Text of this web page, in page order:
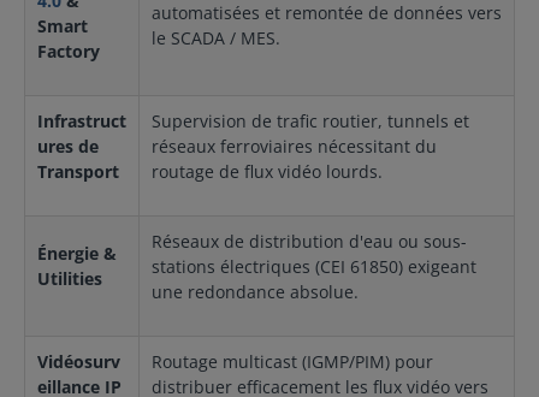
du produit, chinois simplifié1 x carte de garantie
Remarque Ce produit nécessite des modules
supplémentaires (vendus séparément) pour
Modules à 4 ports de type interface multiple pour
une plus grande polyvalence Jusqu'à 24 ports Gigabit
Ethernet ou emplacements SFP plus 4 ports Ethernet
10G intégrés Conception sans outil pour ajouter ou
switch Taille ultra-compacte et plusieurs options de
montage pour une installation flexible Fond de panier
passif pour minimiser les efforts de
maintenanceConception moulée sous pression
basée sur HTML5 pour une expérience transparente
sur différentes plates-formes
Smart
Factory
automatisées et remontée de données vers
le SCADA / MES.
Infrastruct
ures de
Transport
Supervision de trafic routier, tunnels et
réseaux ferroviaires nécessitant du
routage de flux vidéo lourds.
Énergie &
Utilities
Réseaux de distribution d'eau ou sous-
stations électriques (CEI 61850) exigeant
une redondance absolue.
Vidéosurv
eillance IP
Routage multicast (IGMP/PIM) pour
distribuer efficacement les flux vidéo vers